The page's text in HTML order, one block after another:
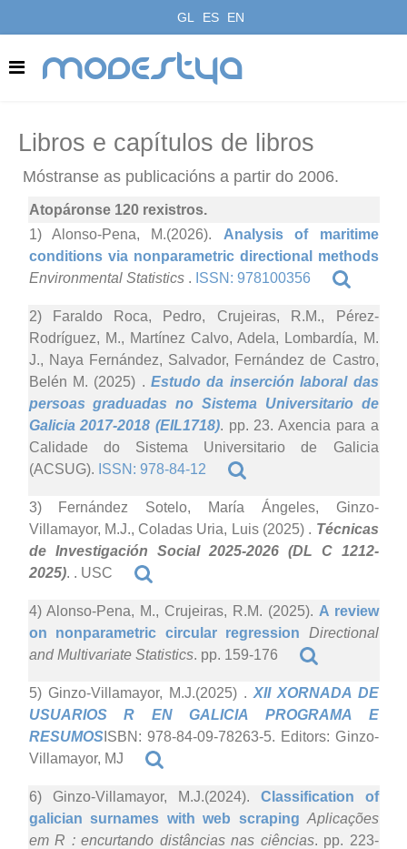
GL ES EN
modestya
Libros e capítulos de libros
Móstranse as publicacións a partir do 2006.
Atopáronse 120 rexistros.
1) Alonso-Pena, M.(2026). Analysis of maritime
conditions via nonparametric directional methods
Environmental Statistics. ISSN: 978100356
2) Faraldo Roca, Pedro, Crujeiras, R.M., Pérez-
Rodríguez, M., Martínez Calvo, Adela, Lombardía, M.
J., Naya Fernández, Salvador, Fernández de Castro,
Belén M. (2025) . Estudo da inserción laboral das
persoas graduadas no Sistema Universitario de
Galicia 2017-2018 (EIL1718). pp. 23. Axencia para a
Calidade do Sistema Universitario de Galicia
(ACSUG). ISSN: 978-84-12
3) Fernández Sotelo, María Ángeles, Ginzo-
Villamayor, M.J., Coladas Uria, Luis (2025) . Técnicas
de Investigación Social 2025-2026 (DL C 1212-
2025). . USC
4) Alonso-Pena, M., Crujeiras, R.M. (2025). A review
on nonparametric circular regression Directional
and Multivariate Statistics. pp. 159-176
5) Ginzo-Villamayor, M.J.(2025) . XII XORNADA DE
USUARIOS R EN GALICIA PROGRAMA E
RESUMOSISBN: 978-84-09-78263-5. Editors: Ginzo-
Villamayor, MJ
6) Ginzo-Villamayor, M.J.(2024). Classification of
galician surnames with web scraping Aplicações
em R : encurtando distâncias nas ciências. pp. 223-